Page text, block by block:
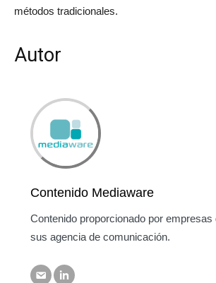
métodos tradicionales.
Autor
Contenido Mediaware
Contenido proporcionado por empresas
sus agencia de comunicación.